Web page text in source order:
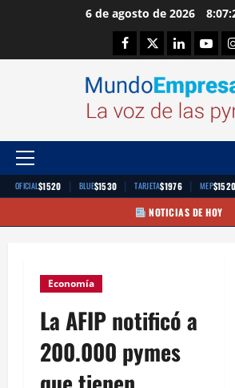
6 de agosto de 2026
Facebook
TwitterLinkedin
Menú
principal
OFICIAL$1520 | BLUE$1530 | TARJETA$1976 | MEP$1520
NOTICIAS DE HOY
Economía
La AFIP notificó a
200.000 pymes